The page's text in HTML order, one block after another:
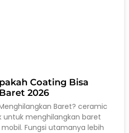
Coating Bisa
2026
Baret? ceramic
untuk menghilangkan baret
Fungsi utamanya lebih